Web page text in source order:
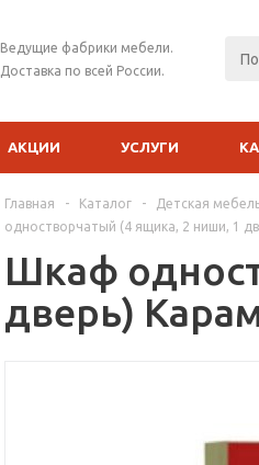
Ведущие фабрики мебели.
Доставка по всей России.
АКЦИИ УСЛУГИ
Главная - Каталог - Детская
одностворчатый (4 ящика, 2 ниши, 1
Шкаф
дверь)